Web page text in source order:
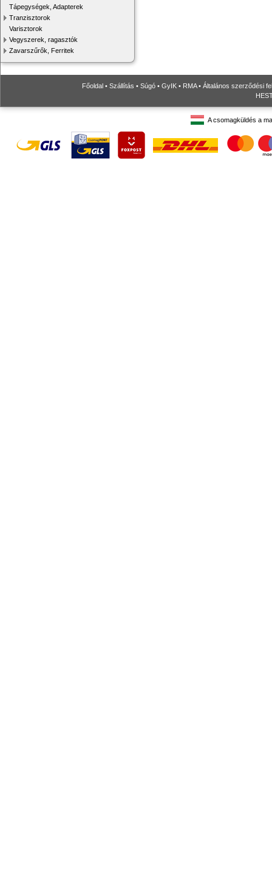
Tápegységek, Adapterek
Tranzisztorok
Varisztorok
Vegyszerek, ragasztók
Zavarszűrők, Ferritek
Főoldal • Szállítás • Súgó • GyIK • RMA• Általános szerződési
A csomagküldés a